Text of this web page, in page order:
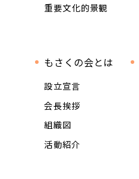
重要文化的景観
もさくの会とは
設立宣言
会長挨拶
組織図
活動紹介